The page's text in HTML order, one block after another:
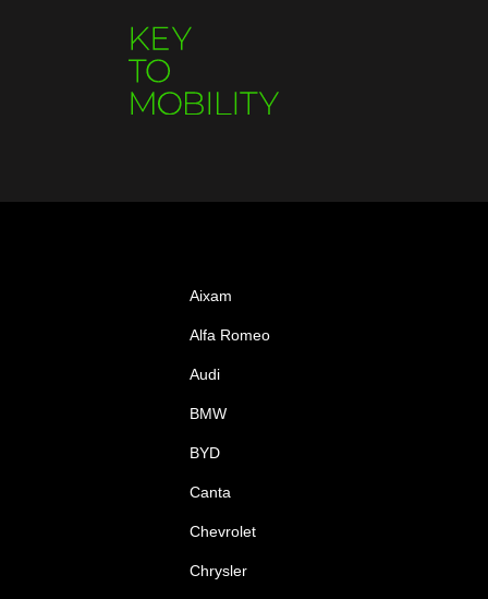
Aixam
Alfa Romeo
Audi
BMW
BYD
Canta
Chevrolet
Chrysler